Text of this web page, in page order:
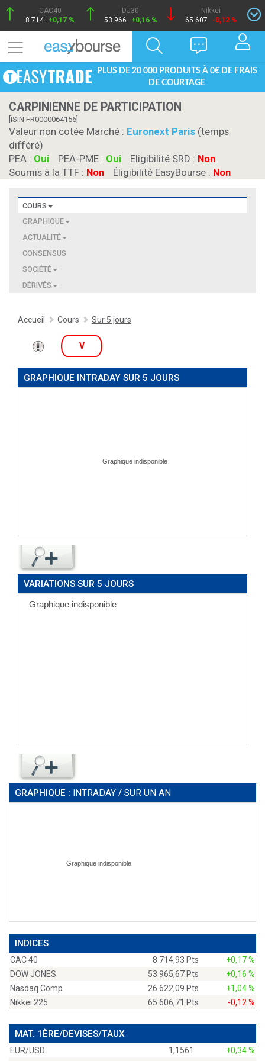
CAC40
8 714 +0,17 %
DJ30
53 966
+0,16 %
Nikkei
65 607
-0,12 %
PLUS DE 20 000 PRODUITS À 0€ DE FRAIS
DE COURTAGE
CARPINIENNE DE PARTICIPATION
[ISIN FR0000064156]
Valeur non cotée Marché : Euronext Paris (temps
différé)
PEA : Oui PEA-PME : Oui Eligibilité SRD : Non
Soumis à la TTF : Non Éligibilité EasyBourse : Non
COURS
GRAPHIQUE
ACTUALITÉ
CONSENSUS
SOCIÉTÉ
DÉRIVÉS
Accueil Cours Sur 5 jours
V
GRAPHIQUE INTRADAY SUR 5 JOURS
VARIATIONS SUR 5 JOURS
GRAPHIQUE : INTRADAY / SUR UN AN
INDICES
CAC 40 8 714,93 Pts
+0,17 %
DOW JONES
53 965,67 Pts
+0,16 %
Nasdaq Comp
26 622,09 Pts
+1,04 %
Nikkei 225
65 606,71 Pts -0,12 %
MAT. 1ÈRE/DEVISES/TAUX
EUR/USD 1,1561
+0,34 %